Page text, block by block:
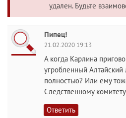
удален. Будьте
Пипец!
21.02.2020 19:13
А когда Карлина
угробленный Алтайский
полностью? Или ему
Следственному
Ответить